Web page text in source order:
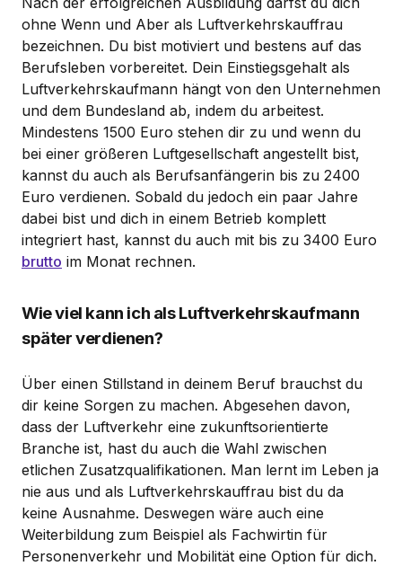
ohne Wenn und Aber als Luftverkehrskauffrau
bezeichnen. Du bist motiviert und bestens auf das
Berufsleben vorbereitet. Dein Einstiegsgehalt als
Luftverkehrskaufmann hängt von den Unternehmen
und dem Bundesland ab, indem du arbeitest.
Mindestens 1500 Euro stehen dir zu und wenn du
bei einer größeren Luftgesellschaft angestellt bist,
kannst du auch als Berufsanfängerin bis zu 2400
Euro verdienen. Sobald du jedoch ein paar Jahre
dabei bist und dich in einem Betrieb komplett
integriert hast, kannst du auch mit bis zu 3400 Euro
brutto im Monat rechnen.
Wie viel kann ich als Luftverkehrskaufmann
später verdienen?
Über einen Stillstand in deinem Beruf brauchst du
dir keine Sorgen zu machen. Abgesehen davon,
dass der Luftverkehr eine zukunftsorientierte
Branche ist, hast du auch die Wahl zwischen
etlichen Zusatzqualifikationen. Man lernt im Leben ja
nie aus und als Luftverkehrskauffrau bist du da
keine Ausnahme. Deswegen wäre auch eine
Weiterbildung zum Beispiel als Fachwirtin für
Personenverkehr und Mobilität eine Option für dich.